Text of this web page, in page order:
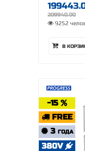
209940.00
9252
В
-15
FREE
3 ГОДА
380V